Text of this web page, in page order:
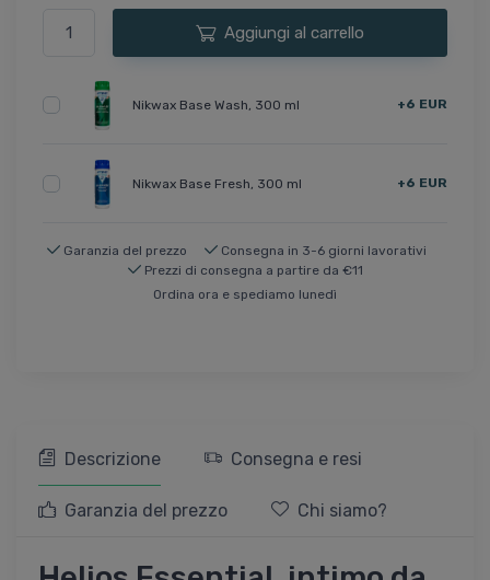
Aggiungi al carrello
Nikwax Base Wash, 300 ml +6 EUR
Nikwax Base Fresh, 300 ml +6 EUR
Garanzia del prezzo
Consegna in 3-6 giorni lavorativi
Prezzi di consegna a partire da €11
Ordina ora e spediamo lunedì
Descrizione Consegna e resi
Garanzia del prezzo Chi siamo?